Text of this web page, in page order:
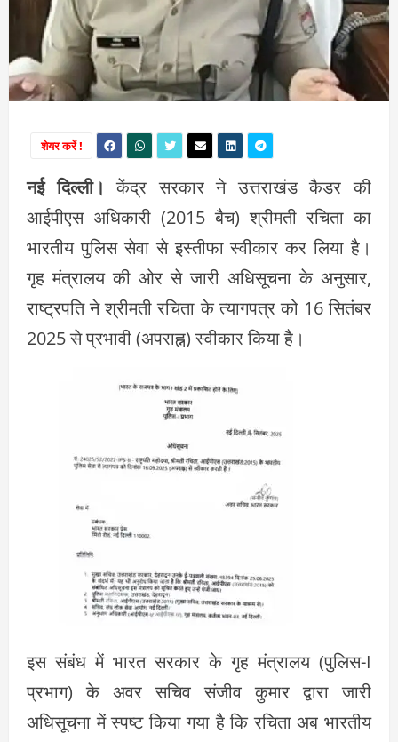
शेयर करें !
नई दिल्ली। केंद्र सरकार ने उत्तराखंड कैडर की
आईपीएस अधिकारी (2015 बैच) श्रीमती रचिता का
भारतीय पुलिस सेवा से इस्तीफा स्वीकार कर लिया है।
गृह मंत्रालय की ओर से जारी अधिसूचना के अनुसार,
राष्ट्रपति ने श्रीमती रचिता के त्यागपत्र को 16 सितंबर
2025 से प्रभावी (अपराह्न) स्वीकार किया है।
इस संबंध में भारत सरकार के गृह मंत्रालय (पुलिस-I
प्रभाग) के अवर सचिव संजीव कुमार द्वारा जारी
अधिसूचना में स्पष्ट किया गया है कि रचिता अब भारतीय